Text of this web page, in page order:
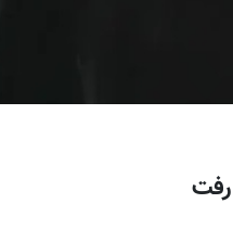
رفت